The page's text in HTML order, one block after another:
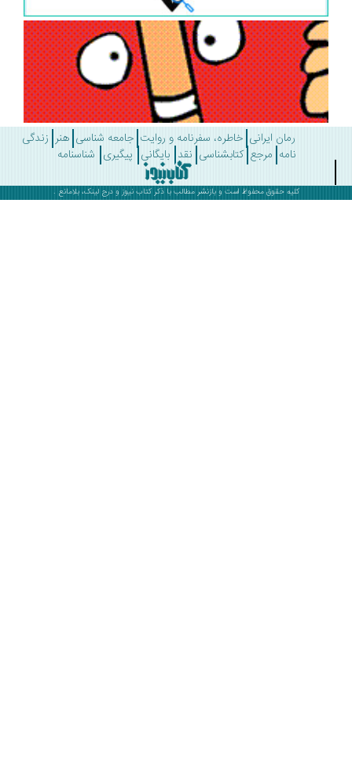
رمان ایرانی خاطره، سفرنامه و روایت جامعه شناسی هنر زندگی
مرجع کتابشناسی نقد بایگانی پیگیری شناسنامه
کلیه حقوق محفوظ است و بازنشر مطالب با ذکرکتاب نیوز و درج لینک، بلامانع .